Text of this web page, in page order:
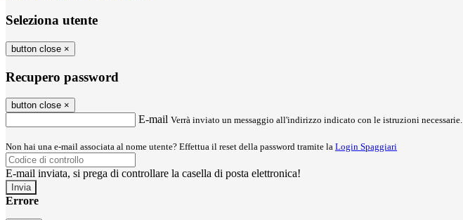
Seleziona utente
button close ×
Recupero password
button close ×
E-mail Verrà inviato un messaggio all'indirizzo indicato con le istruzioni necessarie.
Non hai una e-mail associata al nome utente? Effettua il reset della password tramite la Login Spaggiari
E-mail inviata, si prega di controllare la casella di posta elettronica!
Errore